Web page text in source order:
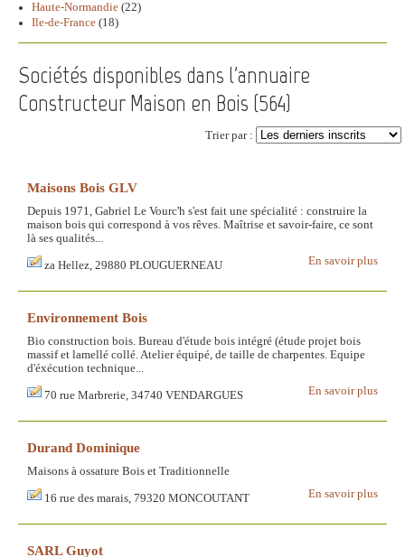
Haute-Normandie (22)
Ile-de-France (18)
Sociétés disponibles dans l'annuaire
Constructeur Maison en Bois (564)
Trier par :
Maisons Bois GLV
Depuis 1971, Gabriel Le Vourc'h s'est fait une spécialité : construire la
maison bois qui correspond à vos rêves. Maîtrise et savoir-faire, ce sont
là ses qualités...
En savoir plus
za Hellez, 29880 PLOUGUERNEAU
Environnement Bois
Bio construction bois. Bureau d'étude bois intégré (étude projet bois
massif et lamellé collé. Atelier équipé, de taille de charpentes. Equipe
d'éxécution technique...
En savoir plus
70 rue Marbrerie, 34740 VENDARGUES
Durand Dominique
Maisons à ossature Bois et Traditionnelle
En savoir plus
16 rue des marais, 79320 MONCOUTANT
SARL Guyot